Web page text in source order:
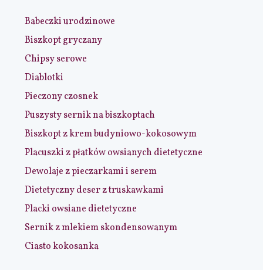
Babeczki urodzinowe
Biszkopt gryczany
Chipsy serowe
Diablotki
Pieczony czosnek
Puszysty sernik na biszkoptach
Biszkopt z krem budyniowo-kokosowym
Placuszki z płatków owsianych dietetyczne
Dewolaje z pieczarkami i serem
Dietetyczny deser z truskawkami
Placki owsiane dietetyczne
Sernik z mlekiem skondensowanym
Ciasto kokosanka